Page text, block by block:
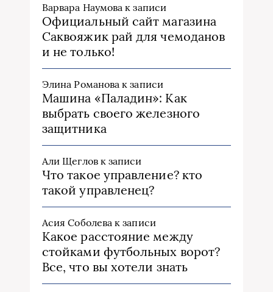
Варвара Наумова к записи
Официальный сайт магазина
Саквояжик рай для чемоданов
и не только!
Элина Романова к записи
Машина «Паладин»: Как
выбрать своего железного
защитника
Али Щегловк записи
Что такое управление? кто
такой управленец?
Асия Соболева к записи
Какое расстояние между
стойками футбольных ворот?
Все, что вы хотели знать